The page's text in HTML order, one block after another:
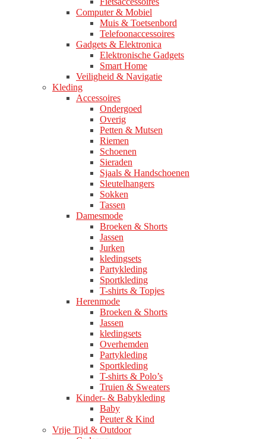
Computer & Mobiel
Muis & Toetsenbord
Telefoonaccessoires
Gadgets & Elektronica
Elektronische Gadgets
Smart Home
Veiligheid & Navigatie
Kleding
Accessoires
Ondergoed
Overig
Petten & Mutsen
Riemen
Schoenen
Sieraden
Sjaals & Handschoenen
Sleutelhangers
Sokken
Tassen
Damesmode
Broeken & Shorts
Jassen
Jurken
kledingsets
Partykleding
Sportkleding
T-shirts & Topjes
Herenmode
Broeken & Shorts
Jassen
kledingsets
Overhemden
Partykleding
Sportkleding
T-shirts & Polo’s
Truien & Sweaters
Kinder- & Babykleding
Baby
Peuter & Kind
Vrije Tijd & Outdoor